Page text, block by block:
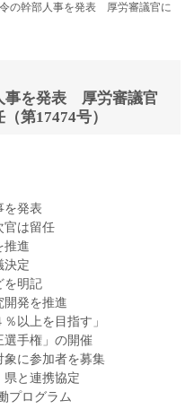
の幹部人事を発表 厚労審議官に
事を発表 厚労審議官
第17474号）
を発表
官は留任
推進
決定
を明記
開発を推進
以上を目指す」
手権」の開催
象に参加者を募集
県と連携協定
プログラム